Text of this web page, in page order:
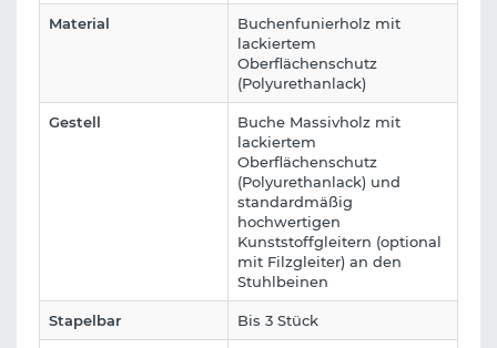
Material
Buchenfunierholz mit
lackiertem
Oberflächenschutz
(Polyurethanlack)
Gestell
Buche Massivholz mit
lackiertem
Oberflächenschutz
(Polyurethanlack) und
standardmäßig
hochwertigen
Kunststoffgleitern (optional
mit Filzgleiter) an den
Stuhlbeinen
Stapelbar Bis 3 Stück